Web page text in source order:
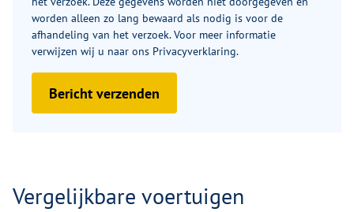
worden alleen zo lang bewaard als nodig is voor de
afhandeling van het verzoek. Voor meer informatie
verwijzen wij u naar ons Privacyverklaring.
Bericht verzenden
Vergelijkbare voertuigen